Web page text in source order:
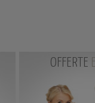
OFFERTE